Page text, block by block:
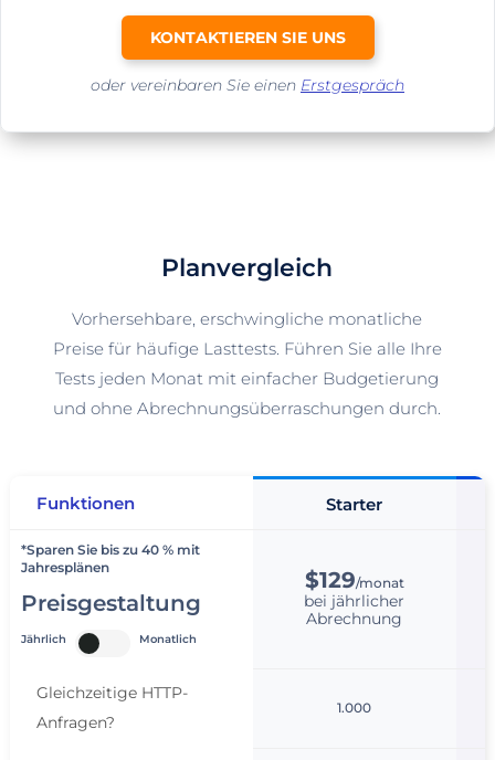
KONTAKTIEREN SIE UNS
oder vereinbaren Sie einen Erstgespräch
Planvergleich
Vorhersehbare, erschwingliche monatliche
Preise für häufige Lasttests. Führen Sie alle Ihre
Tests jeden Monat mit einfacher Budgetierung
und ohne Abrechnungsüberraschungen durch.
Funktionen Starter
*Sparen Sie bis zu 40 % mit
Jahresplänen
Preisgestaltung
Jährlich Monatlich
$129/monat
bei jährlicher
Abrechnung
Gleichzeitige HTTP-
Anfragen?
1.000